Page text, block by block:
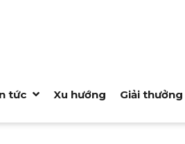
tức Xu hướng Giải thưởng